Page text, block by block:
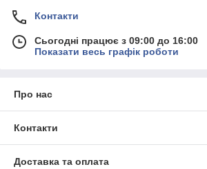
Контакти
Сьогодні працює з 09:00 до 16:00
Показати весь графік роботи
Про нас
Контакти
Доставка та оплата